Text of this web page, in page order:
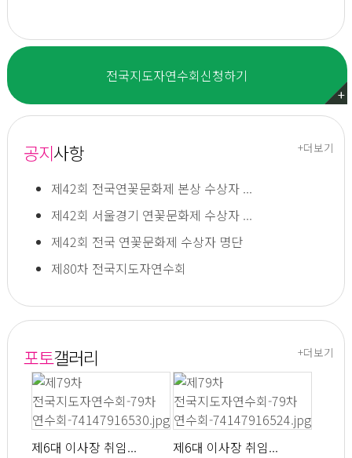
전국지도자연수회신청하기
공지사항 +더보기
제42회 전국연꽃문화제 본상 수상자 ...
제42회 서울경기 연꽃문화제 수상자 ...
제42회 전국 연꽃문화제 수상자 명단
제80차 전국지도자연수회
포토갤러리 +더보기
제6대 이사장 취임...
제6대 이사장 취임...